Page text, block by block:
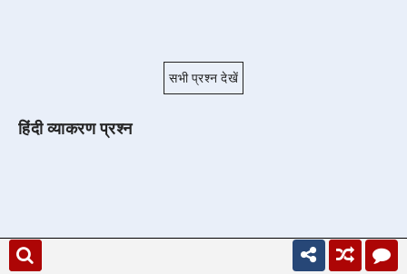
सभी प्रश्न देखें
हिंदी व्याकरण प्रश्न